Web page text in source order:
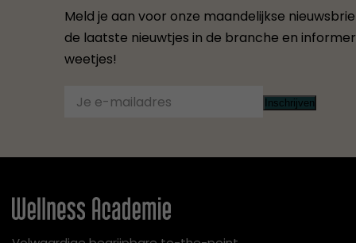
Meld je aan voor onze maandelijkse
de laatste nieuwtjes in de branche en
weetjes!
Inschrijven